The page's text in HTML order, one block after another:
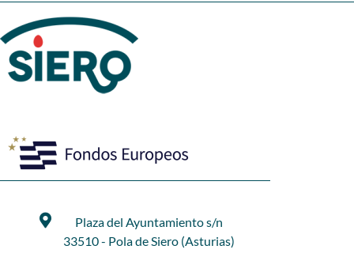
Plaza del Ayuntamiento s/n
33510 - Pola de Siero (Asturias)